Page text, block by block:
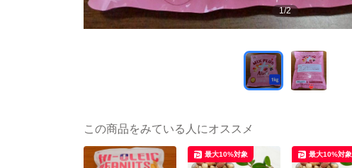
1/2
この商品をみている人にオススメ
最大10%対象 最大10%対象